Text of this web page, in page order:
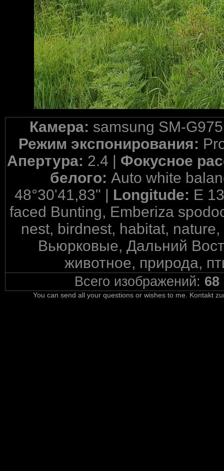
Камера: samsung SM-
Режим экспонирования:
Апертура: 2.4 | Фокусное
белого:Auto white
48°30'41,83" | Longitude: E
faced Bunting, Emberiza
nest, birdnest, habitat,
Вьюрковые, Дальний
животное, природа,
Всего изображений: 68
You can send all your questions or wishes to me. Kontakt